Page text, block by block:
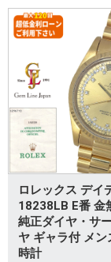
ロレックス デイ
18238LB E番 金
純正ダイヤ・サ
ヤ ギャラ付 メン
時計